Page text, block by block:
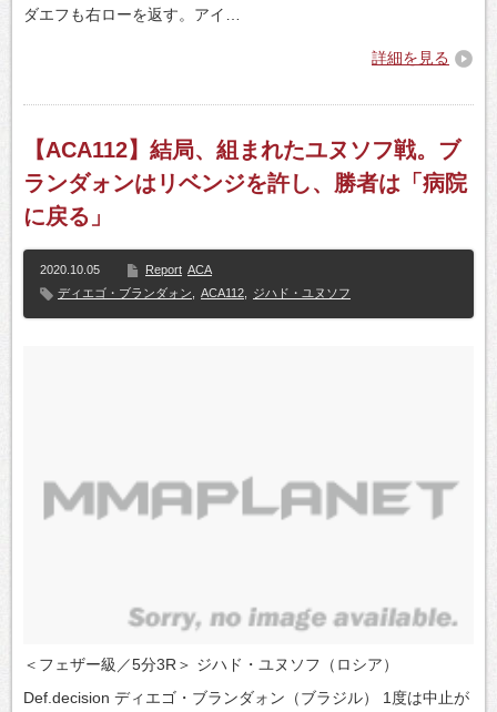
ダエフも右ローを返す。アイ…
詳細を見る
【ACA112】結局、組まれたユヌソフ戦。ブ
ランダォンはリベンジを許し、勝者は「病院
に戻る」
2020.10.05 Report ACA
ディエゴ・ブランダォン
ACA112 ジハド・ユヌソフ
＜フェザー級／5分3R＞ ジハド・ユヌソフ（ロシア）
Def.decision ディエゴ・ブランダォン（ブラジル） 1度は中止が